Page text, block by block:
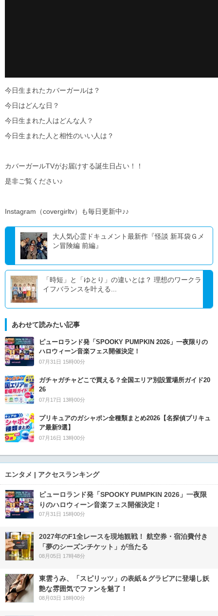
今日生まれたカバーガールは？
今日はどんな日？
今日生まれた人はどんな人？
今日生まれた人と相性のいい人は？
カバーガールTVがお届けする誕生日占い！！
是非ご覧ください♪
Instagram（covergirltv）も毎日更新中♪♪
大人気心霊ドキュメント最新作『怪談 新耳袋Ｇメ
ン冒険編 前編』
「時短」と「ゆとり」の違いとは？ 理想のワークラ
イフバランスを叶える...
あわせて読みたい記事
ピューロランド発「SPOOKY PUMPKIN 2026」一夜限りの
ハロウィーン音楽フェス開催決定！
07月31日 15時00分
ガチャガチャどこで買える？全国エリア別設置場所ガイド20
26
07月17日 13時00分
プリキュアのガシャポン全種類まとめ2026【名探偵プリキュ
ア最新9選】
07月16日 13時00分
エンタメ | アクセスランキング
ピューロランド発「SPOOKY PUMPKIN 2026」一夜限
りのハロウィーン音楽フェス開催決定！
07月31日 15時00分
2027年のF1全レースを現地観戦！ 航空券・宿泊費付き
「夢のシーズンチケット」が当たる
08月05日 17時48分
東雲うみ、「スピリッツ」の表紙＆グラビアに登場し妖
艶な雰囲気でファンを魅了！
08月03日 18時00分